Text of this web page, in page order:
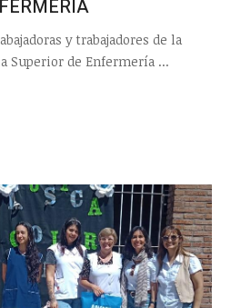
y trabajadores de la
Superior de Enfermería ...